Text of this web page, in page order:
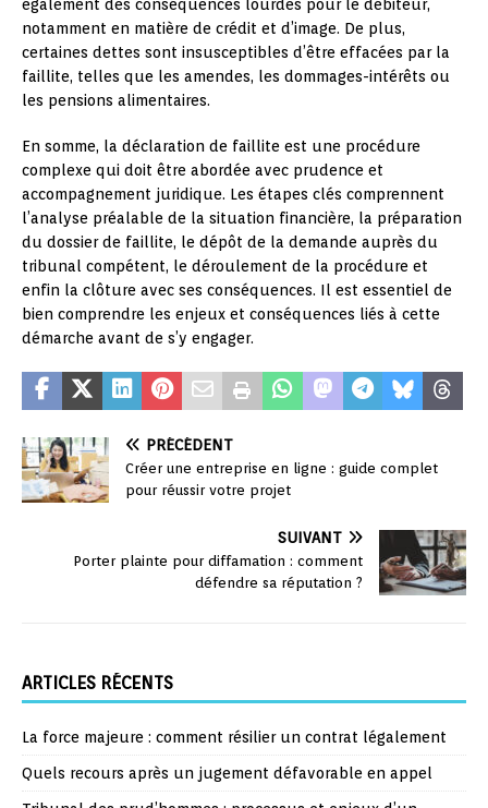
également des conséquences lourdes pour le débiteur,
notamment en matière de crédit et d’image. De plus,
certaines dettes sont insusceptibles d’être effacées par la
faillite, telles que les amendes, les dommages-intérêts ou
les pensions alimentaires.
En somme, la déclaration de faillite est une procédure
complexe qui doit être abordée avec prudence et
accompagnement juridique. Les étapes clés comprennent
l’analyse préalable de la situation financière, la préparation
du dossier de faillite, le dépôt de la demande auprès du
tribunal compétent, le déroulement de la procédure et
enfin la clôture avec ses conséquences. Il est essentiel de
bien comprendre les enjeux et conséquences liés à cette
démarche avant de s’y engager.
PRÉCÉDENT
Créer une entreprise en ligne : guide complet
pour réussir votre projet
SUIVANT
Porter plainte pour diffamation : comment
défendre sa réputation ?
ARTICLES RÉCENTS
La force majeure : comment résilier un contrat légalement
Quels recours après un jugement défavorable en appel